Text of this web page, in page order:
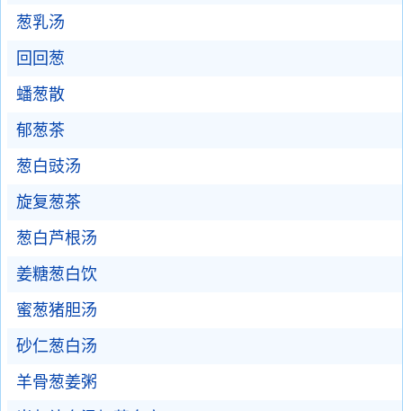
葱乳汤
回回葱
蟠葱散
郁葱茶
葱白豉汤
旋复葱茶
葱白芦根汤
姜糖葱白饮
蜜葱猪胆汤
砂仁葱白汤
羊骨葱姜粥